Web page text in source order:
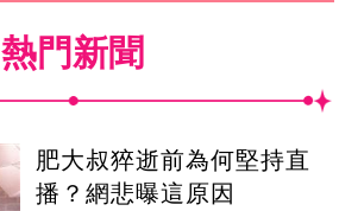
熱門新聞
肥大叔猝逝前為何堅持直
播？網悲曝這原因